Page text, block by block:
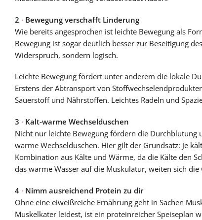
2 · Bewegung verschafft Linderung
Wie bereits angesprochen ist leichte Bewegung als
Bewegung ist sogar deutlich besser zur Beseitigung
Widerspruch, sondern logisch.
Leichte Bewegung fördert unter anderem die lokale
Erstens der Abtransport von
Sauerstoff und Nährstoffen. Leichtes Radeln und
3 · Kalt-warme Wechselduschen
Nicht nur leichte Bewegung fördern die Durchblutung
warme Wechselduschen. Hier gilt der Grundsatz: Je
Kombination aus Kälte und Wärme, da die Kälte den
das warme Wasser auf die Muskulatur, weiten sich
4 · Nimm ausreichend Protein zu dir
Ohne eine eiweißreiche Ernährung geht in Sachen
Muskelkater leidest, ist ein proteinreicher Speiseplan